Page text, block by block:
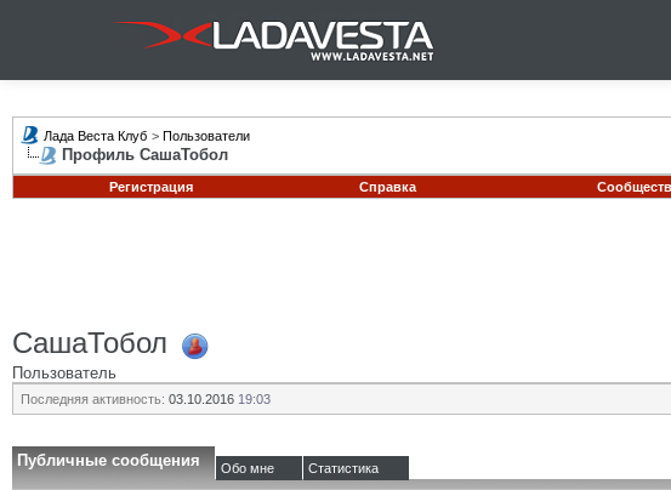
Лада Веста Клуб > Пользователи
Профиль СашаТобол
Регистрация
Справка
СашаТобол
Пользователь
Последняя активность: 03.10.2016 19:03
Публичные сообщения Обо мне Статистика